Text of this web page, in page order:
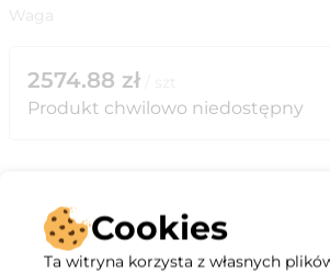
Waga
2574.88 zł
Produkt chwilowo niedostępny
Opis Cookies
Ta witryna korzysta z własnych